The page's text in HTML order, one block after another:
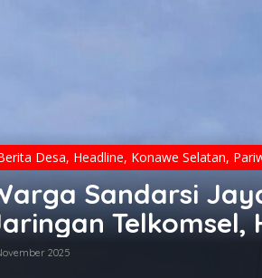
Desa, Headline, Konawe Selatan,
Sandarsi
2025